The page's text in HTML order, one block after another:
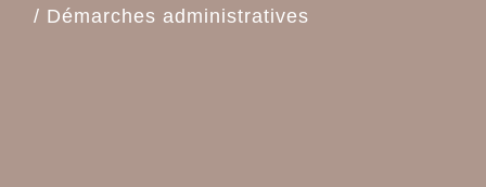
/ Démarches administratives